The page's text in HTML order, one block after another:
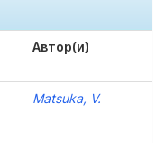
Автор(и)
Matsuka, V.